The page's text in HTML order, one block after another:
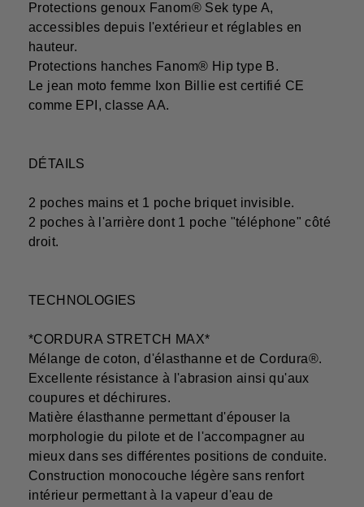
Protections genoux Fanom® Sek type A,
accessibles depuis l'extérieur et réglables en
hauteur.
Protections hanches Fanom® Hip type B.
Le jean moto femme Ixon Billie est certifié CE
comme EPI, classe AA.
DÉTAILS
2 poches mains et 1 poche briquet invisible.
2 poches à l'arrière dont 1 poche "téléphone" côté
droit.
TECHNOLOGIES
*CORDURA STRETCH MAX*
Mélange de coton, d'élasthanne et de Cordura®.
Excellente résistance à l'abrasion ainsi qu'aux
coupures et déchirures.
Matière élasthanne permettant d'épouser la
morphologie du pilote et de l'accompagner au
mieux dans ses différentes positions de conduite.
Construction monocouche légère sans renfort
intérieur permettant à la vapeur d'eau de